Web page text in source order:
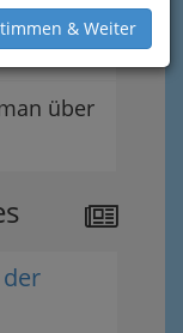
& Weiter
über